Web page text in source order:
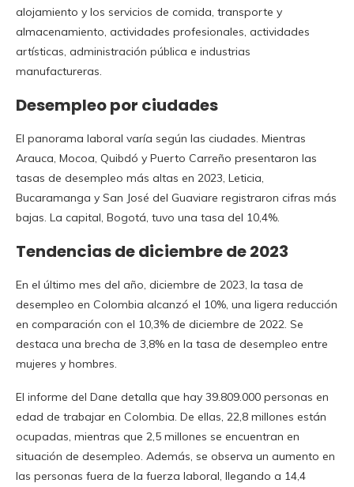
alojamiento y los servicios de comida, transporte y
almacenamiento, actividades profesionales, actividades
artísticas, administración pública e industrias
manufactureras.
Desempleo por ciudades
El panorama laboral varía según las ciudades. Mientras
Arauca, Mocoa, Quibdó y Puerto Carreño presentaron las
tasas de desempleo más altas en 2023, Leticia,
Bucaramanga y San José del Guaviare registraron cifras más
bajas. La capital, Bogotá, tuvo una tasa del 10,4%.
Tendencias de diciembre de 2023
En el último mes del año, diciembre de 2023, la tasa de
desempleo en Colombia alcanzó el 10%, una ligera reducción
en comparación con el 10,3% de diciembre de 2022. Se
destaca una brecha de 3,8% en la tasa de desempleo entre
mujeres y hombres.
El informe del Dane detalla que hay 39.809.000 personas en
edad de trabajar en Colombia. De ellas, 22,8 millones están
ocupadas, mientras que 2,5 millones se encuentran en
situación de desempleo. Además, se observa un aumento en
las personas fuera de la fuerza laboral, llegando a 14,4